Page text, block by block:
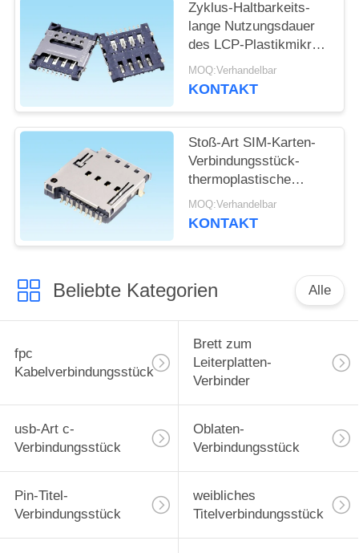
Zyklus-Haltbarkeits-
lange Nutzungsdauer
des LCP-Plastikmikro-
SIM Verbindungsstück-
500
MOQ:Verhandelbar
KONTAKT
Stoß-Art SIM-Karten-
Verbindungsstück-
thermoplastische
Wohnung Pin 9 in den
Kommunikations-
MOQ:Verhandelbar
KONTAKT
Beliebte Kategorien Alle
fpc
Kabelverbindungsstück
Brett zum
Leiterplatten-
Verbinder
usb-Art c-
Verbindungsstück
Oblaten-
Verbindungsstück
Pin-Titel-
Verbindungsstück
weibliches
Titelverbindungsstück